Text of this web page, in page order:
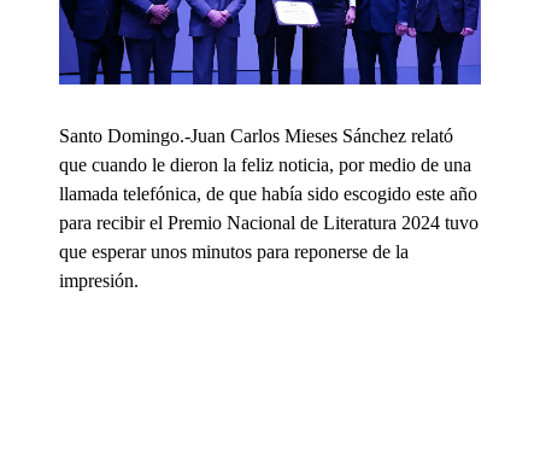
Santo Domingo.-Juan Carlos Mieses Sánchez relató
que cuando le dieron la feliz noticia, por medio de una
llamada telefónica, de que había sido escogido este año
para recibir el Premio Nacional de Literatura 2024 tuvo
que esperar unos minutos para reponerse de la
impresión.